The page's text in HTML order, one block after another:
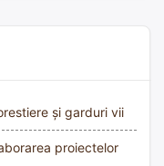
și garduri vii
proiectelor